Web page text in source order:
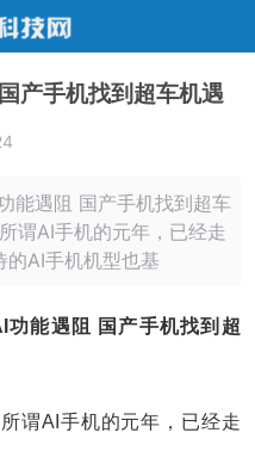
产手机找到超车机遇
能遇阻 国产手机找到超车
谓AI手机的元年，已经走
AI手机机型也基
能遇阻 国产手机找到超
AI手机的元年，已经走